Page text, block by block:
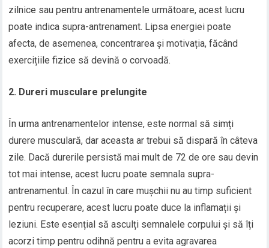
zilnice sau pentru antrenamentele următoare, acest lucru
poate indica supra-antrenament. Lipsa energiei poate
afecta, de asemenea, concentrarea și motivația, făcând
exercițiile fizice să devină o corvoadă.
2. Dureri musculare prelungite
În urma antrenamentelor intense, este normal să simți
durere musculară, dar aceasta ar trebui să dispară în câteva
zile. Dacă durerile persistă mai mult de 72 de ore sau devin
tot mai intense, acest lucru poate semnala supra-
antrenamentul. În cazul în care mușchii nu au timp suficient
pentru recuperare, acest lucru poate duce la inflamații și
leziuni. Este esențial să asculți semnalele corpului și să îți
acorzi timp pentru odihnă pentru a evita agravarea